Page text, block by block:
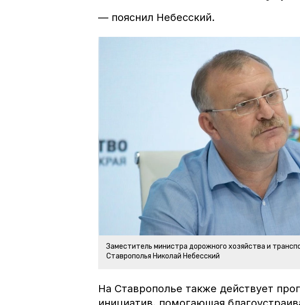
— пояснил Небесский.
Заместитель министра дорожного хозяйства и
Ставрополья Николай Небесский
На Ставрополье также действует